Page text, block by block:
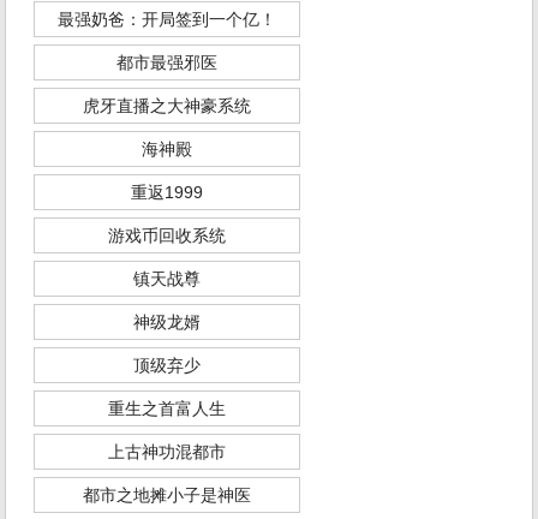
最强奶爸：开局签到一个亿！
都市最强邪医
虎牙直播之大神豪系统
海神殿
重返1999
游戏币回收系统
镇天战尊
神级龙婿
顶级弃少
重生之首富人生
上古神功混都市
都市之地摊小子是神医